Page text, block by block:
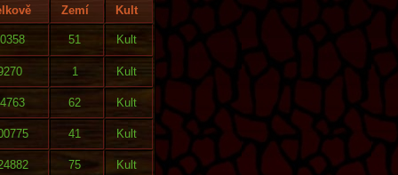
Zemí Kult
51 Kult
1 Kult
62 Kult
41 Kult
75 Kult